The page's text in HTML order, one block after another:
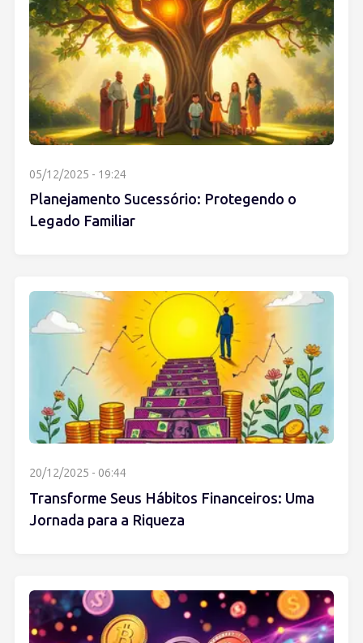
05/12/2025 - 19:24
Planejamento Sucessório: Protegendo o
Legado Familiar
20/12/2025 - 06:44
Transforme Seus Hábitos Financeiros: Uma
Jornada para a Riqueza